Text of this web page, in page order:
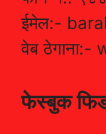
ईमेल:-
वेब
फेस्बुक